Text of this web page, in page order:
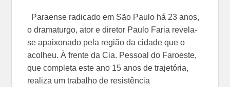
Paraense radicado em São Paulo há 23 anos,
o dramaturgo, ator e diretor Paulo Faria revela-
se apaixonado pela região da cidade que o
acolheu. À frente da Cia. Pessoal do Faroeste,
que completa este ano 15 anos de trajetória,
realiza um trabalho de resistência